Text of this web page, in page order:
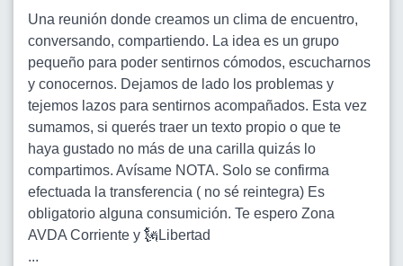
Una reunión donde creamos un clima de encuentro,
conversando, compartiendo. La idea es un grupo
pequeño para poder sentirnos cómodos, escucharnos
y conocernos. Dejamos de lado los problemas y
tejemos lazos para sentirnos acompañados. Esta vez
sumamos, si querés traer un texto propio o que te
haya gustado no más de una carilla quizás lo
compartimos. Avísame NOTA. Solo se confirma
efectuada la transferencia ( no sé reintegra) Es
obligatorio alguna consumición. Te espero Zona
AVDA Corriente y 🗽Libertad
...